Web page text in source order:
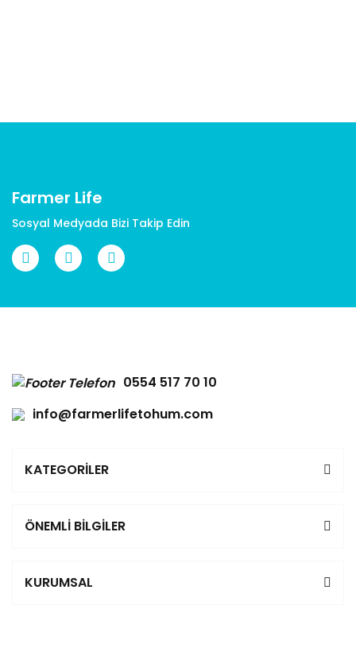
Farmer Life
Sosyal Medyada Bizi Takip Edin
0554 517 70 10
info@farmerlifetohum.com
KATEGORİLER
ÖNEMLİ BİLGİLER
KURUMSAL